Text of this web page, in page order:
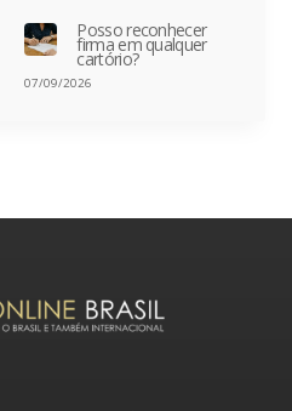
Posso reconhecer
firma em qualquer
cartório?
07/09/2026